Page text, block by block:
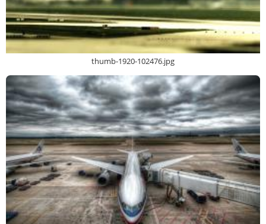
thumb-1920-102476.jpg